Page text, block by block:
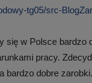
tg05/src-
się w Polsce bardzo
pracy.
bardzo dobre